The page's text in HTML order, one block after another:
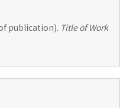
publication). Title of Work